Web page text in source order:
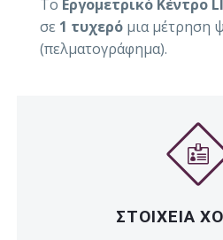
ΣΤΟΙΧΕΙΑ
Το Εργομετρικό Κέντρο
σε 1 τυχερό μια μέτρηση
(πελματογράφημα).